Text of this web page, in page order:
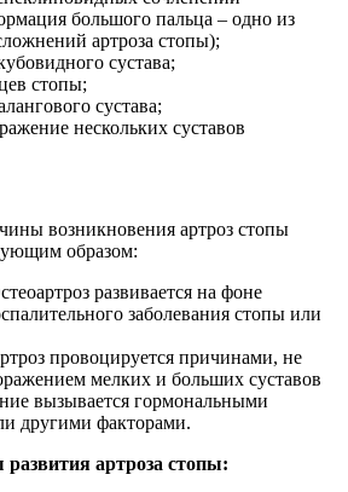
большого пальца – одно из
артроза стопы);
сустава;
стопы;
сустава;
нескольких суставов
возникновения артроз стопы
образом:
развивается на фоне
заболевания стопы или
провоцируется причинами, не
мелких и больших суставов
вызывается гормональными
другими факторами.
артроза стопы: